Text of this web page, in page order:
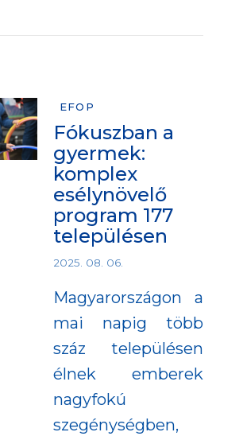
EFOP
Fókuszban a
gyermek:
komplex
esélynövelő
program 177
településen
2025. 08. 06.
Magyarországon a
mai napig több
száz településen
élnek emberek
nagyfokú
szegénységben,